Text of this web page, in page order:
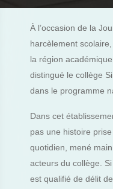
À l’occasion de la
harcèlement
la région
distingué le collège
dans le programme
Dans cet
pas une histoire
quotidien, mené
acteurs du collège.
est qualifié de délit